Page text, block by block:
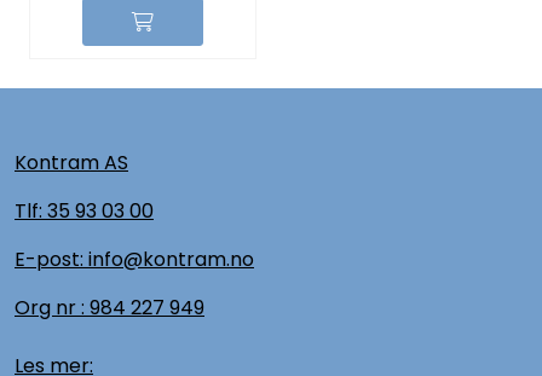
Kontram AS
Tlf: 35 93 03 00
E-post: info@kontram.no
Org nr : 984 227 949
Les mer: